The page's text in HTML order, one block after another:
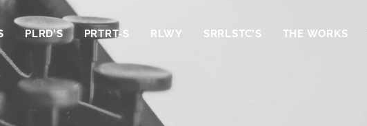
PLRD’S PRTRT-S RLWY SRRLSTC’S THE WORKS